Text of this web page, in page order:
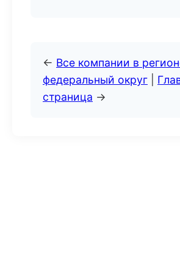
← Все компании в
федеральный округ
страница →